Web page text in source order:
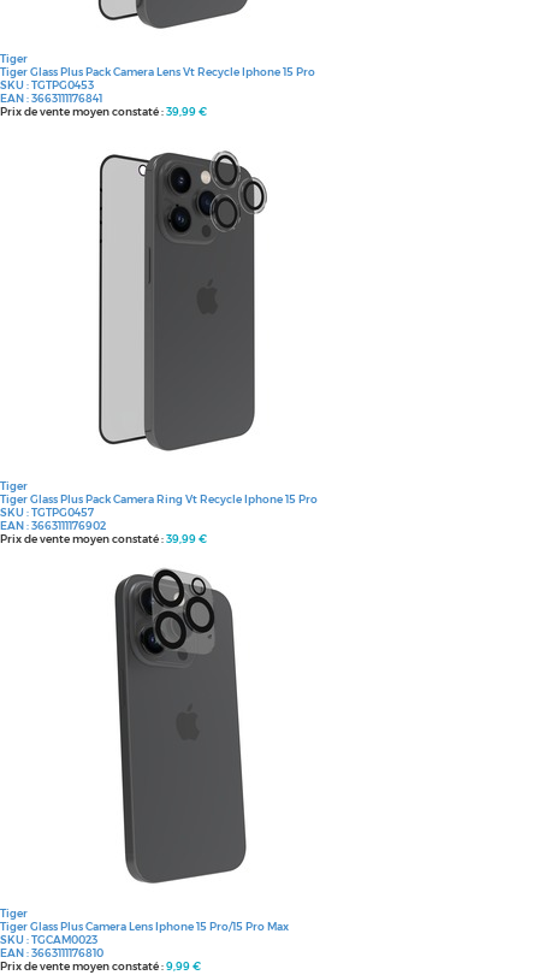
Tiger
Tiger Glass Plus Pack Camera Lens Vt Recycle Iphone 15 Pro
SKU :TGTPG0453
EAN :3663111176841
Prix de vente moyen constaté :39,99 €
Tiger
Tiger Glass Plus Pack Camera Ring Vt Recycle Iphone 15 Pro
SKU :TGTPG0457
EAN :3663111176902
Prix de vente moyen constaté :39,99 €
Tiger
Tiger Glass Plus Camera Lens Iphone 15 Pro/15 Pro Max
SKU :TGCAM0023
EAN :3663111176810
Prix de vente moyen constaté :9,99 €